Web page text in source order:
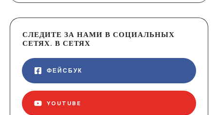
СЛЕДИТЕ ЗА НАМИ В СОЦИАЛЬНЫХ
СЕТЯХ. В СЕТЯХ
ФЕЙСБУК
YOUTUBE